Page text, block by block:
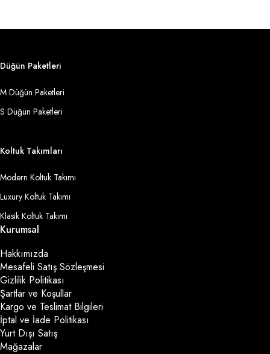
Düğün Paketleri
M Düğün Paketleri
S Düğün Paketleri
Koltuk Takımları
Modern Koltuk Takımı
Luxury Koltuk Takımı
Klasik Koltuk Takımı
Kurumsal
Hakkımızda
Mesafeli Satış Sözleşmesi
Gizlilik Politikası
Şartlar ve Koşullar
Kargo ve Teslimat Bilgileri
İptal ve İade Politikası
Yurt Dışı Satış
Mağazalar